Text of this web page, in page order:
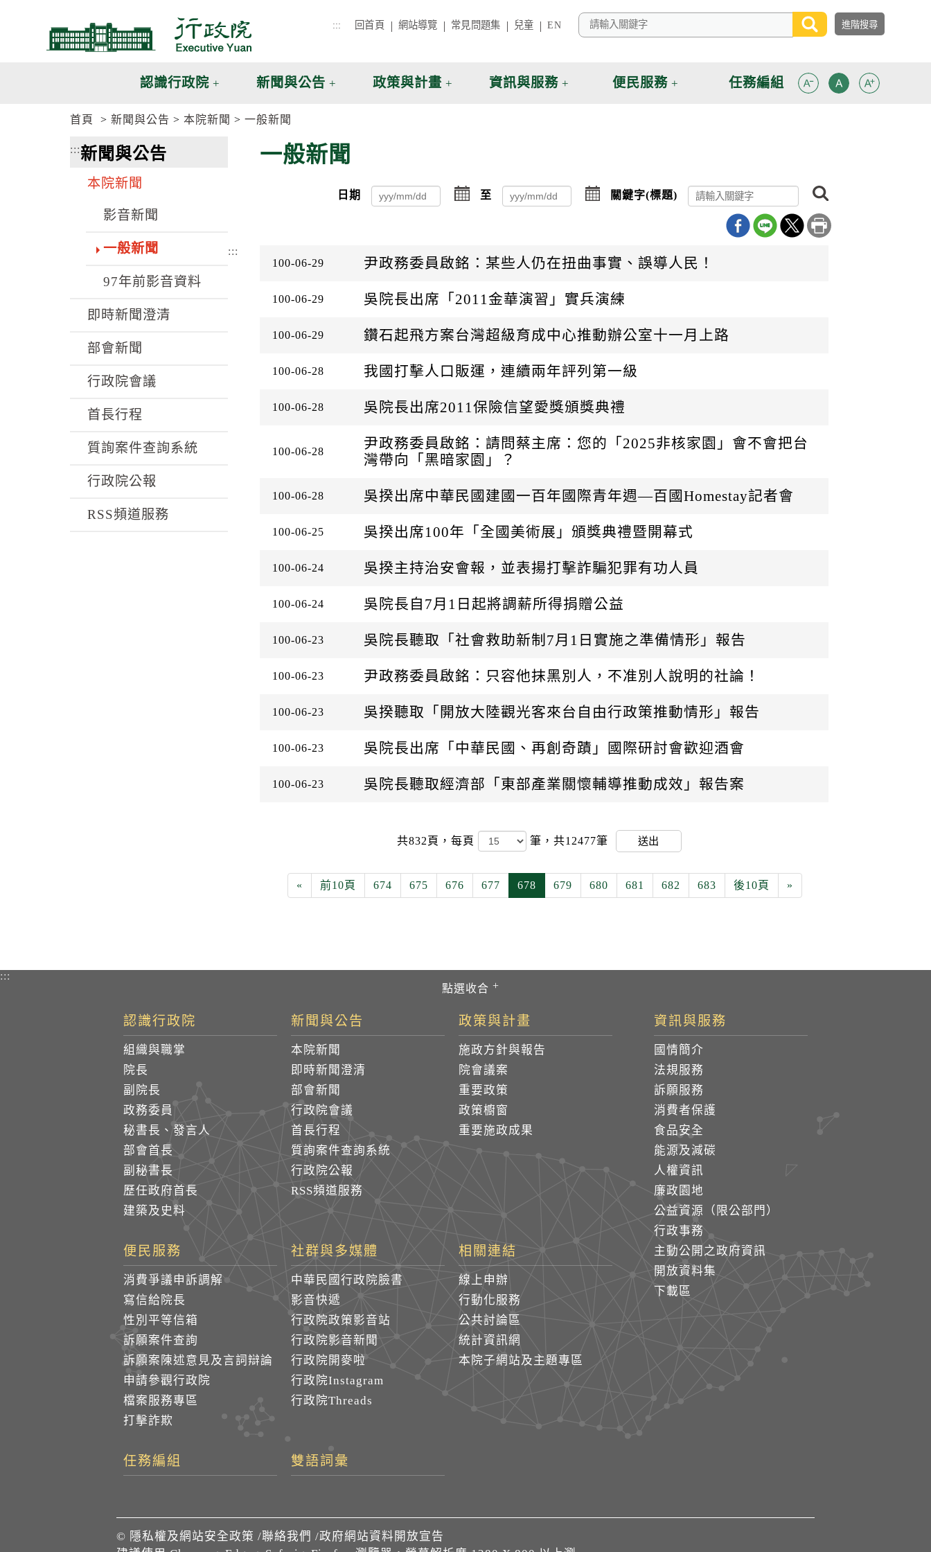
::: 回首頁 網站導覽 常見問題集 兒童 EN
認識行政院 新聞與公告 政策與計畫 資訊與服務 便民服務 任務編組
首頁 新聞與公告 本院新聞 一般新聞
:::新聞與公告
本院新聞
影音新聞
一般新聞
97年前影音資料
即時新聞澄清
部會新聞
行政院會議
首長行程
質詢案件查詢系統
行政院公報
RSS頻道服務
一般新聞
日期
點
擊
期
起
至
點
擊
期
迄
關鍵字(標題)
尋
:::
尹政務委員啟銘：某些人仍在扭曲事實、誤導人民！
100-06-29
吳院長出席「2011金華演習」實兵演練
100-06-29
鑽石起飛方案台灣超級育成中心推動辦公室十一月上路
100-06-29
我國打擊人口販運，連續兩年評列第一級
100-06-28
吳院長出席2011保險信望愛獎頒獎典禮
100-06-28
尹政務委員啟銘：請問蔡主席：您的「2025非核家園」會不會把台
灣帶向「黑暗家園」？
100-06-28
吳揆出席中華民國建國一百年國際青年週—百國Homestay記者會
100-06-28
吳揆出席100年「全國美術展」頒獎典禮暨開幕式
100-06-25
吳揆主持治安會報，並表揚打擊詐騙犯罪有功人員
100-06-24
吳院長自7月1日起將調薪所得捐贈公益
100-06-24
吳院長聽取「社會救助新制7月1日實施之準備情形」報告
100-06-23
尹政務委員啟銘：只容他抹黑別人，不准別人說明的社論！
100-06-23
吳揆聽取「開放大陸觀光客來台自由行政策推動情形」報告
100-06-23
吳院長出席「中華民國、再創奇蹟」國際研討會歡迎酒會
100-06-23
吳院長聽取經濟部「東部產業關懷輔導推動成效」報告案
100-06-23
共832頁， 每頁 筆，共12477筆 送出
« 前10頁 674 675 676 677 678 679 680 681 682 683 後10頁 »
:::
認識行政院
組織與職掌
院長
副院長
政務委員
秘書長、發言人
部會首長
副秘書長
歷任政府首長
建築及史料
新聞與公告
本院新聞
即時新聞澄清
部會新聞
行政院會議
首長行程
質詢案件查詢系統
行政院公報
RSS頻道服務
政策與計畫
施政方針與報告
院會議案
重要政策
政策櫥窗
重要施政成果
資訊與服務
國情簡介
法規服務
訴願服務
消費者保護
食品安全
能源及減碳
人權資訊
廉政園地
公益資源（限公部門）
行政事務
主動公開之政府資訊
開放資料集
下載區
便民服務
消費爭議申訴調解
寫信給院長
性別平等信箱
訴願案件查詢
訴願案陳述意見及言詞辯論
申請參觀行政院
檔案服務專區
打擊詐欺
社群與多媒體
中華民國行政院臉書
影音快遞
行政院政策影音站
行政院影音新聞
行政院開麥啦
行政院Instagram
行政院Threads
相關連結
線上申辦
行動化服務
公共討論區
統計資訊網
本院子網站及主題專區
任務編組 雙語詞彙
© 隱私權及網站安全政策 /聯絡我們 /政府網站資料開放宣告